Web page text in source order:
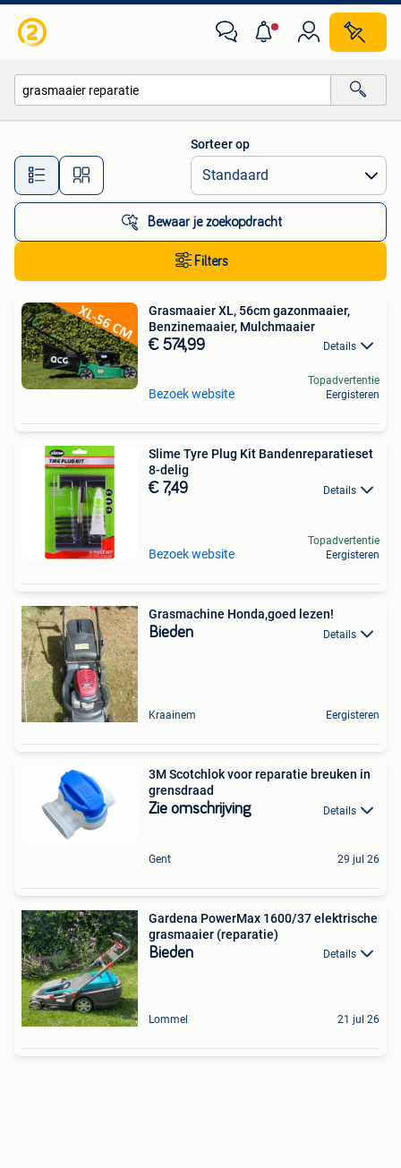
Alle afstanden…
Sorteer op
Bewaar je zoekopdracht
Filters
Grasmaaier XL, 56cm gazonmaaier,
Benzinemaaier, Mulchmaaier
€ 574,99 Details
Bezoek website
Topadvertentie
Eergisteren
Slime Tyre Plug Kit Bandenreparatieset
8-delig
€ 7,49 Details
Bezoek website
Topadvertentie
Eergisteren
Grasmachine Honda,goed lezen!
Bieden Details
Kraainem Eergisteren
3M Scotchlok voor reparatie breuken in
grensdraad
Zie omschrijving Details
Gent 29 jul 26
Gardena PowerMax 1600/37 elektrische
grasmaaier (reparatie)
Bieden Details
Lommel 21 jul 26